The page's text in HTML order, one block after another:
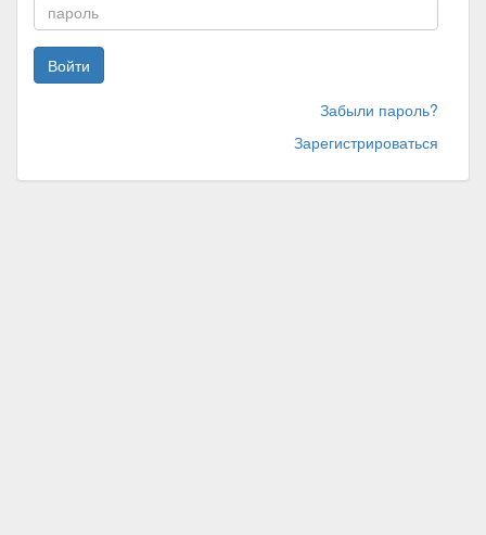
Войти
Забыли пароль?
Зарегистрироваться